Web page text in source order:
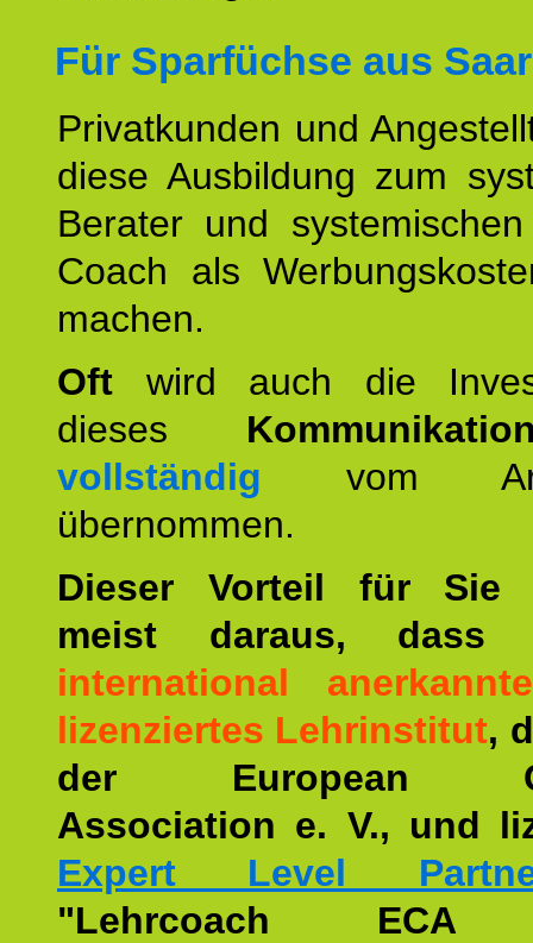
Für Sparfüchse aus
Privatkunden und
diese Ausbildung zum
Berater und
Coach als
machen.
Oft wird auch die
dieses
vollständig vom
übernommen.
Dieser Vorteil für Sie
meist daraus,
international
lizenziertes Lehrinstitut,
der European
Association e. V., und
Expert Level
"Lehrcoach ECA